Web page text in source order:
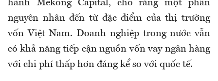
hành Mekong Capital, cho rằng một phần
nguyên nhân đến từ đặc điểm của thị trường
vốn Việt Nam. Doanh nghiệp trong nước vẫn
có khả năng tiếp cận nguồn vốn vay ngân hàng
với chi phí thấp hơn đáng kể so với quốc tế.